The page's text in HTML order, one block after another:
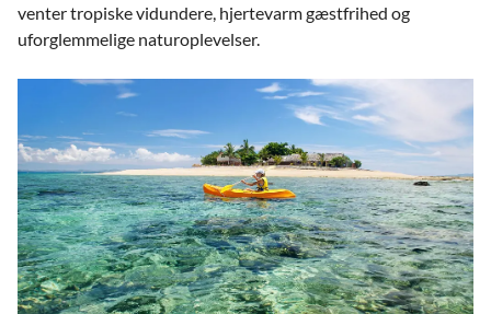
venter tropiske vidundere, hjertevarm gæstfrihed og
uforglemmelige naturoplevelser.